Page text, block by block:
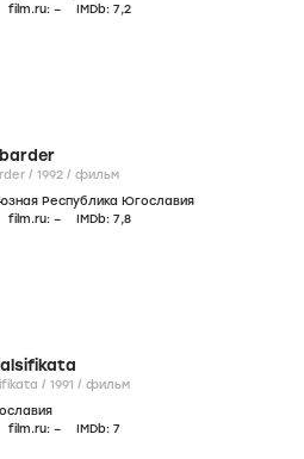
film.ru: – IMDb: 7,2
Crni bombarder / 1992 / фильм
Республика Югославия
film.ru: – IMDb: 7,8
Original falsifikata / 1991 / фильм
film.ru: – IMDb: 7